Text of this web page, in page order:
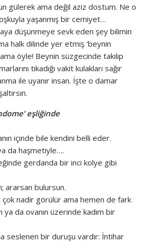
gülerek ama değil aziz dostum. Ne o
yaşanmış bir cemiyet…
düşünmeye sevk eden şey bilimin
halk dilinde yer etmiş ‘beynin
öyle! Beynin süzgecinde takılıp
tıkadığı vakit kulakları sağır
ile uyanır insan. İşte o damar
eşliğinde
içinde bile kendini belli eder.
da haşmetiyle….
gerdanda bir inci kolye gibi
ararsan bulursun.
çok nadir görülür ama hemen de fark
ya da ovanın üzerinde kadim bir
seslenen bir duruşu vardır: İntihar